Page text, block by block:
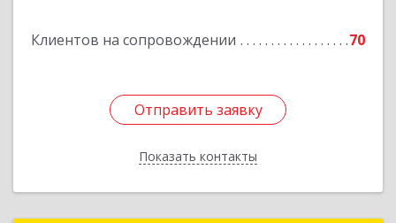
Клиентов на сопровождении 70
Отправить заявку
Показать контакты
Отправить заявку
Назад